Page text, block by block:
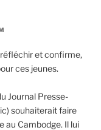
et confirme,
ces jeunes.
Journal Presse-
souhaiterait faire
au Cambodge. Il lui